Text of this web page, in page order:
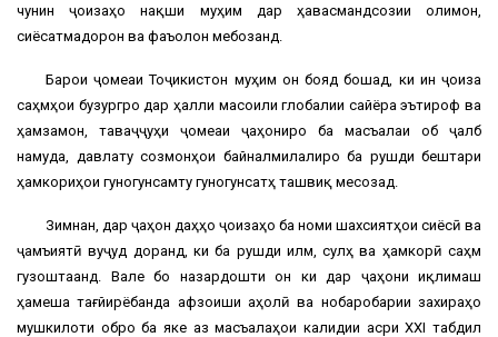
чунин ҷоизаҳо нақши муҳим дар ҳавасмандсозии олимон,
сиёсатмадорон ва фаъолон мебозанд.
Барои ҷомеаи Тоҷикистон муҳим он бояд бошад, ки ин ҷоиза
саҳмҳои бузургро дар ҳалли масоили глобалии сайёра эътироф ва
ҳамзамон, таваҷҷуҳи ҷомеаи ҷаҳониро ба масъалаи об ҷалб
намуда, давлату созмонҳои байналмилалиро ба рушди бештари
ҳамкориҳои гуногунсамту гуногунсатҳ ташвиқ месозад.
Зимнан, дар ҷаҳон даҳҳо ҷоизаҳо ба номи шахсиятҳои сиёсӣ ва
ҷамъиятӣ вуҷуд доранд, ки ба рушди илм, сулҳ ва ҳамкорӣ саҳм
гузоштаанд. Вале бо назардошти он ки дар ҷаҳони иқлимаш
ҳамеша тағйирёбанда афзоиши аҳолӣ ва нобаробарии захираҳо
мушкилоти обро ба яке аз масъалаҳои калидии асри XXI табдил